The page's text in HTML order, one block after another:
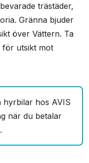
trästäder,
Gränna bjuder
över Vättern. Ta
för utsikt mot
hyrbilar hos AVIS
när du betalar